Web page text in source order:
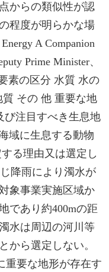
からの類似性が認
程度が明らかな場
A Companion
Prime Minister、
素の区分 水質 水の
その 他 重要な地
び注目すべき生息地
域に生息する動物
る理由又は選定し
降雨により濁水が
象事業実施区域か
であり約400mの距
水は周辺の河川等
から選定しない。
重要な地形が存在す